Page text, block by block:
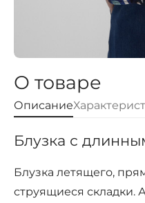
О товаре
Описание
Блузка с
Блузка летящего,
струящиеся складки.